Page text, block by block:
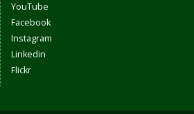
YouTube
Facebook
Instagram
Linkedin
Flickr